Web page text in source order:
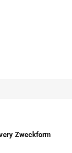
Zweckform